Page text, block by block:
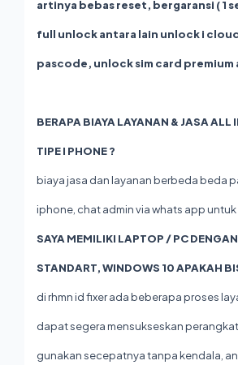
artinya bebas reset, bergaransi ( 1
full unlock antara lain unlock i
pascode, unlock sim card premium
BERAPA BIAYA LAYANAN & JASA ALL
TIPE I PHONE ?
biaya jasa dan layanan berbeda beda
iphone, chat admin via whats app
SAYA MEMILIKI LAPTOP / PC
STANDART, WINDOWS 10 APAKAH
di rhmn id fixer ada beberapa proses
dapat segera mensukseskan
gunakan secepatnya tanpa kendala,